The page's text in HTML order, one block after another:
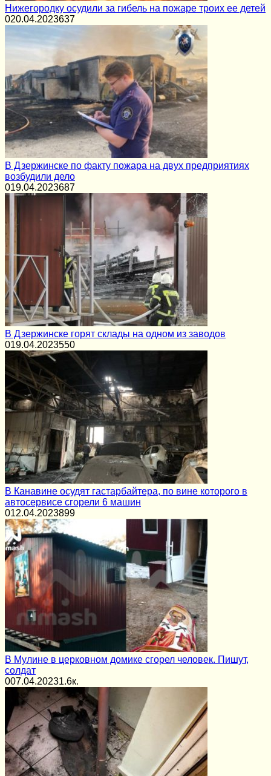
Нижегородку осудили за гибель на пожаре троих ее детей
020.04.2023637
В Дзержинске по факту пожара на двух предприятиях
возбудили дело
019.04.2023687
В Дзержинске горят склады на одном из заводов
019.04.2023550
В Канавине осудят гастарбайтера, по вине которого в
автосервисе сгорели 6 машин
012.04.2023899
В Мулине в церковном домике сгорел человек. Пишут,
солдат
007.04.20231.6к.